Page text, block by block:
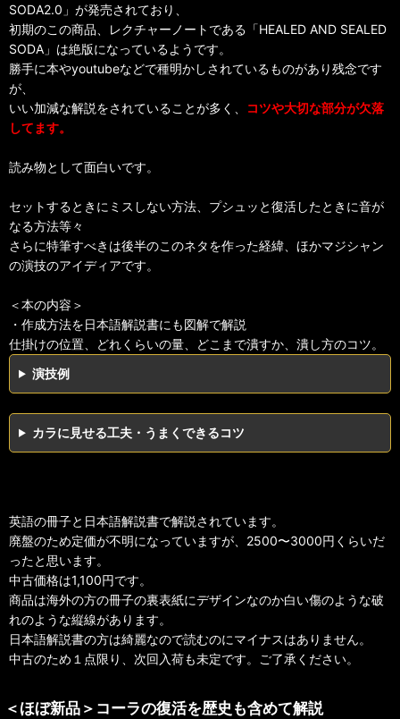
SODA2.0」が発売されており、
初期のこの商品、レクチャーノートである「HEALED AND SEALED
SODA」は絶版になっているようです。
勝手に本やyoutubeなどで種明かしされているものがあり残念です
が、
いい加減な解説をされていることが多く、
コツや大切な部分が欠落
してます。
読み物として面白いです。
セットするときにミスしない方法、プシュッと復活したときに音が
なる方法等々
さらに特筆すべきは後半のこのネタを作った経緯、ほかマジシャン
の演技のアイディアです。
＜本の内容＞
・作成方法を日本語解説書にも図解で解説
仕掛けの位置、どれくらいの量、どこまで潰すか、潰し方のコツ。
演技例
カラに見せる工夫・うまくできるコツ
英語の冊子と日本語解説書で解説されています。
廃盤のため定価が不明になっていますが、2500〜3000円くらいだ
ったと思います。
中古価格は1,100円です。
商品は海外の方の冊子の裏表紙にデザインなのか白い傷のような破
れのような縦線があります。
日本語解説書の方は綺麗なので読むのにマイナスはありません。
中古のため１点限り、次回入荷も未定です。ご了承ください。
＜ほぼ新品＞コーラの復活を歴史も含めて解説